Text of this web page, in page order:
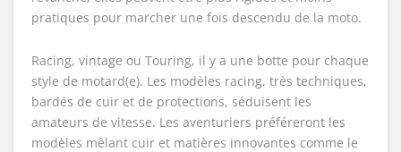
pratiques pour marcher une fois descendu de la moto.
Racing, vintage ou Touring, il y a une botte pour chaque
style de motard(e). Les modèles racing, très techniques,
bardés de cuir et de protections, séduisent les
amateurs de vitesse. Les aventuriers préféreront les
modèles mêlant cuir et matières innovantes comme le